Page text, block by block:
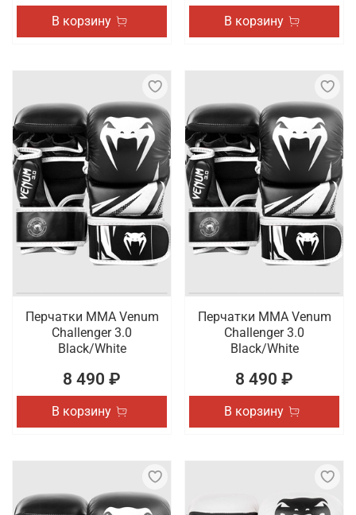
В корзину В корзину
Перчатки ММА Venum
Challenger 3.0
Black/White
8 490 ₽
В корзину
Перчатки ММА Venum
Challenger 3.0
Black/White
8 490 ₽
В корзину